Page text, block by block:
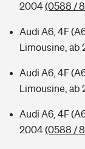
2004(0588 /
Audi A6, 4F
Limousine, ab
Audi A6, 4F
Limousine, ab
Audi A6, 4F
2004(0588 /